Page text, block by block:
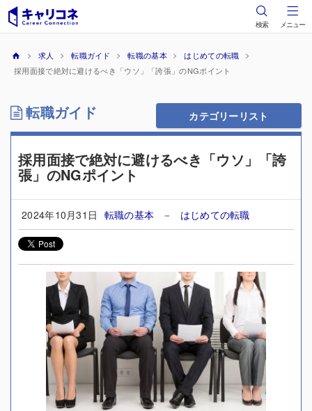
検索 メニュー
求人 転職ガイド 転職の基本
はじめての転職
採用面接で絶対に避けるべき「ウソ」「誇張」のNGポイント
転職ガイド カテゴリーリスト
採用面接で絶対に避けるべき「ウソ」「誇
張」のNGポイント
2024年10月31日 転職の基本 － はじめての転職